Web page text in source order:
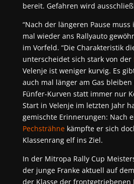
bereit. Gefahren wird
“Nach der längeren Pause
mal wieder ans Rallyauto
im Vorfeld. “Die Charakteristik
unterscheidet sich stark von der
Velenje ist weniger kurvig. Es
auch mal länger am Gas
Fünfer-Kurven statt immer nur
Start in Velenje im letzten Jahr
gemischte Erinnerungen: Nach
Pechsträhnekämpfte er sich
Klassenrang elf ins Ziel.
In der Mitropa Rally Cup
der junge Franke aktuell auf
der Klasse der frontgetriebenen